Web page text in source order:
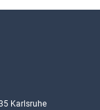
Karlsruhe